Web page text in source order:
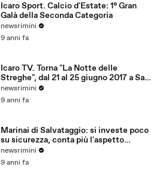
Icaro Sport. Calcio d'Estate: 1° Gran
Galà della Seconda Categoria
newsrimini
9 anni fa
Icaro TV. Torna "La Notte delle
Streghe", dal 21 al 25 giugno 2017 a San
Giovanni in M
newsrimini
9 anni fa
Marinai di Salvataggio: si investe poco
su sicurezza, conta più l'aspetto
economico
newsrimini
9 anni fa